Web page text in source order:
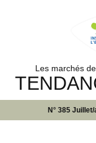
Les marchés
N° 385